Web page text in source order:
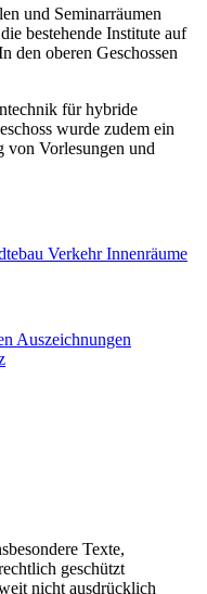
und Seminarräumen
bestehende Institute auf
den oberen Geschossen
für hybride
wurde zudem ein
von Vorlesungen und
VerkehrInnenräume
Auszeichnungen
Texte,
geschützt
nicht ausdrücklich